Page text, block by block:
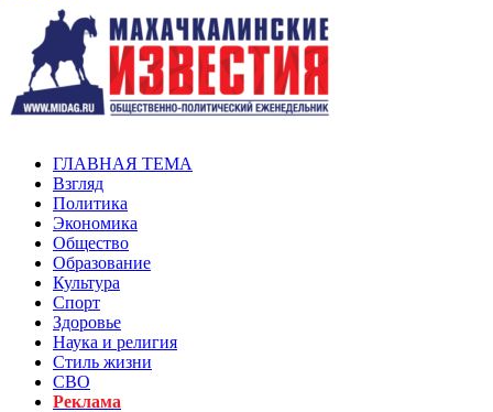
ГЛАВНАЯ ТЕМА
Взгляд
Политика
Экономика
Общество
Образование
Культура
Спорт
Здоровье
Наука и религия
Стиль жизни
СВО
Реклама